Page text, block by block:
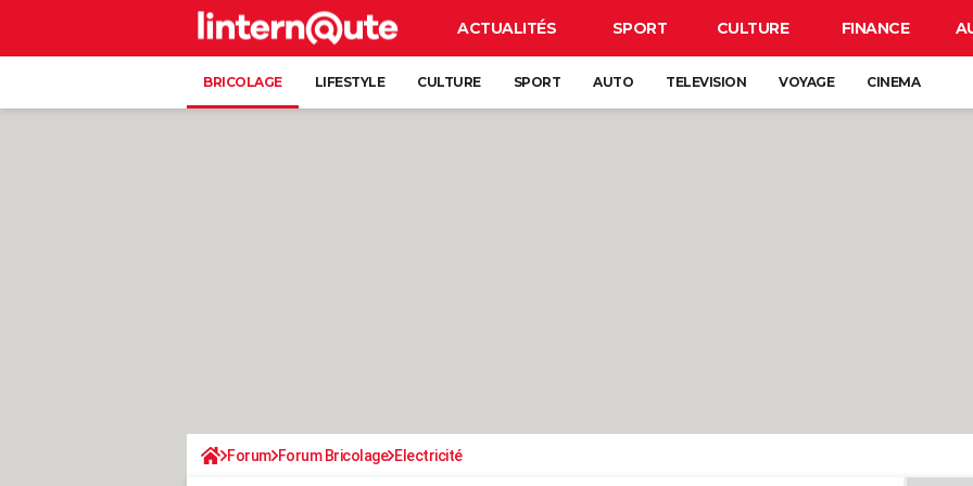
ACTUALITÉS SPORT CULTURE FINANCE
BRICOLAGE LIFESTYLE CULTURE SPORT AUTO TELEVISION VOYAGE CINEMA
Forum Forum Bricolage Electricité